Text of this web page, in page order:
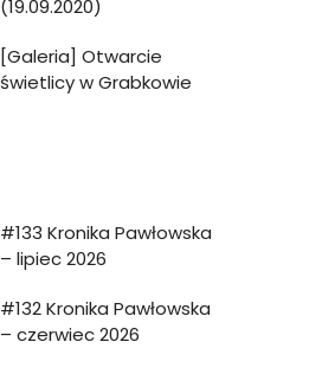
(19.09.2020)
[Galeria] Otwarcie
świetlicy w Grabkowie
#133 Kronika Pawłowska
– lipiec 2026
#132 Kronika Pawłowska
– czerwiec 2026